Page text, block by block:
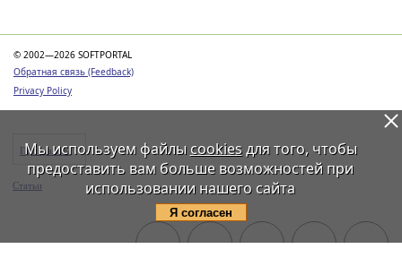
© 2002—2026 SOFTPORTAL
Обратная связь (Feedback)
Privacy Policy
Программы
Статьи
Мы используем файлы cookiesдля того, чтобы
предоставить вам больше возможностей при
использовании нашего сайта